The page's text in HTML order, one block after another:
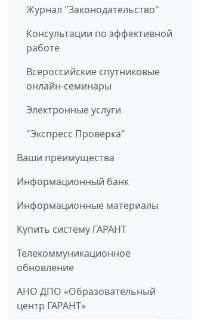
Журнал "Законодательство"
Консультации по эффективной
работе
Всероссийские спутниковые
онлайн-семинары
Электронные услуги
"Экспресс Проверка"
Ваши преимущества
Информационный банк
Информационные материалы
Купить систему ГАРАНТ
Телекоммуникационное
обновление
АНО ДПО «Образовательный
центр ГАРАНТ»